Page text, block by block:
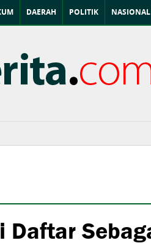
DAERAH POLITIK NASIONAL
Daftar